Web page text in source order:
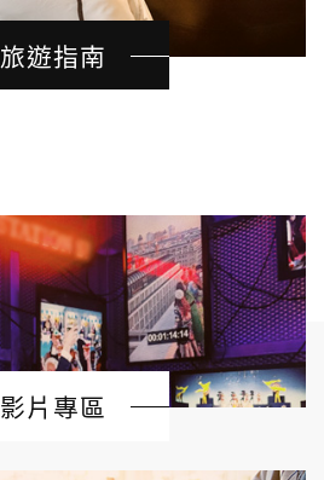
旅遊指南
影片專區